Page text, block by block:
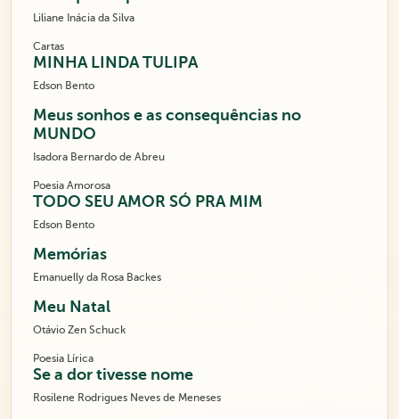
Liliane Inácia da Silva
Cartas
MINHA LINDA TULIPA
Edson Bento
Meus sonhos e as consequências no
MUNDO
Isadora Bernardo de Abreu
Poesia Amorosa
TODO SEU AMOR SÓ PRA MIM
Edson Bento
Memórias
Emanuelly da Rosa Backes
Meu Natal
Otávio Zen Schuck
Poesia Lírica
Se a dor tivesse nome
Rosilene Rodrigues Neves de Meneses